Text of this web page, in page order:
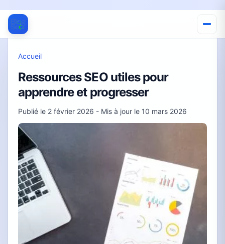
Accueil
Ressources SEO utiles pour
apprendre et progresser
Publié le 2 février 2026 - Mis à jour le 10 mars 2026